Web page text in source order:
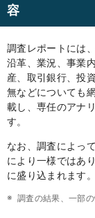
容
調査レポートには
沿革、業況、事業
産、取引銀行、投
無などについても
載し、専任のアナ
す。
なお、調査によっ
により一様ではあ
に盛り込まれます。
調査の結果、一部